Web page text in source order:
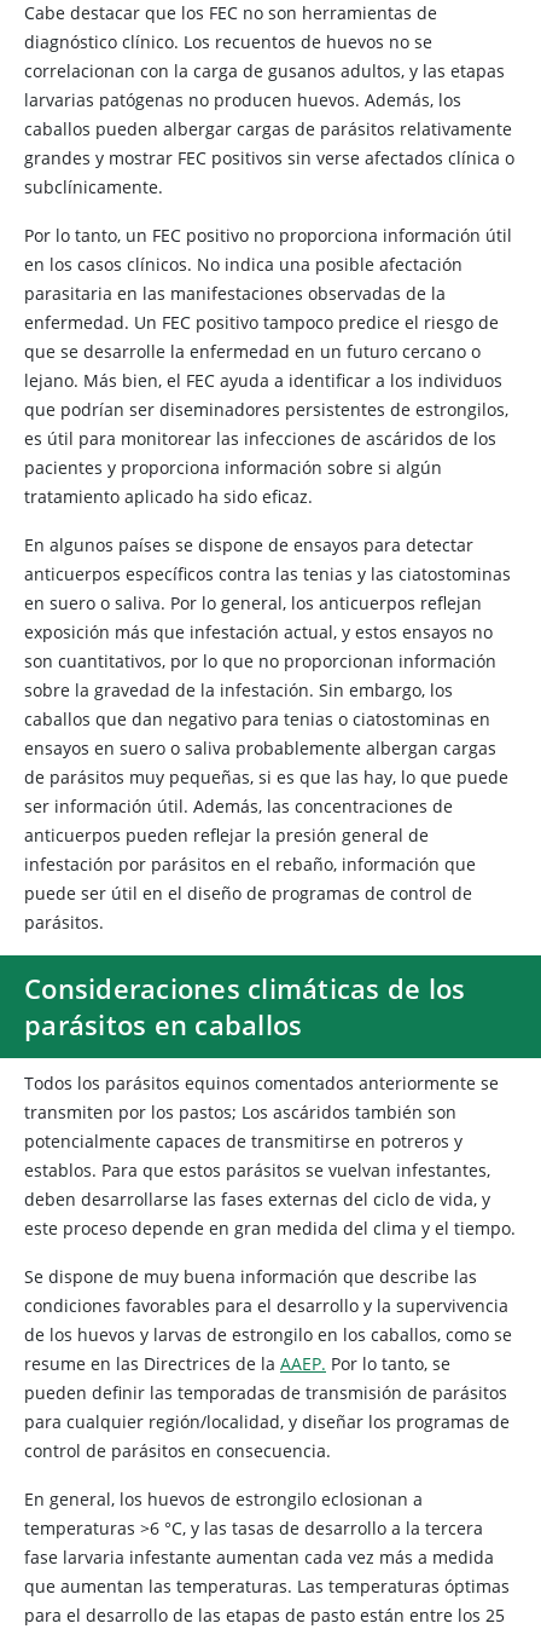
Cabe destacar que los FEC no son herramientas de
diagnóstico clínico. Los recuentos de huevos no se
correlacionan con la carga de gusanos adultos, y las etapas
larvarias patógenas no producen huevos. Además, los
caballos pueden albergar cargas de parásitos relativamente
grandes y mostrar FEC positivos sin verse afectados clínica o
subclínicamente.
Por lo tanto, un FEC positivo no proporciona información útil
en los casos clínicos. No indica una posible afectación
parasitaria en las manifestaciones observadas de la
enfermedad. Un FEC positivo tampoco predice el riesgo de
que se desarrolle la enfermedad en un futuro cercano o
lejano. Más bien, el FEC ayuda a identificar a los individuos
que podrían ser diseminadores persistentes de estrongilos,
es útil para monitorear las infecciones de ascáridos de los
pacientes y proporciona información sobre si algún
tratamiento aplicado ha sido eficaz.
En algunos países se dispone de ensayos para detectar
anticuerpos específicos contra las tenias y las ciatostominas
en suero o saliva. Por lo general, los anticuerpos reflejan
exposición más que infestación actual, y estos ensayos no
son cuantitativos, por lo que no proporcionan información
sobre la gravedad de la infestación. Sin embargo, los
caballos que dan negativo para tenias o ciatostominas en
ensayos en suero o saliva probablemente albergan cargas
de parásitos muy pequeñas, si es que las hay, lo que puede
ser información útil. Además, las concentraciones de
anticuerpos pueden reflejar la presión general de
infestación por parásitos en el rebaño, información que
puede ser útil en el diseño de programas de control de
parásitos.
Consideraciones climáticas de los
parásitos en caballos
Todos los parásitos equinos comentados anteriormente se
transmiten por los pastos; Los ascáridos también son
potencialmente capaces de transmitirse en potreros y
establos. Para que estos parásitos se vuelvan infestantes,
deben desarrollarse las fases externas del ciclo de vida, y
este proceso depende en gran medida del clima y el tiempo.
Se dispone de muy buena información que describe las
condiciones favorables para el desarrollo y la supervivencia
de los huevos y larvas de estrongilo en los caballos, como se
resume en las Directrices de la AAEP. Por lo tanto, se
pueden definir las temporadas de transmisión de parásitos
para cualquier región/localidad, y diseñar los programas de
control de parásitos en consecuencia.
En general, los huevos de estrongilo eclosionan a
temperaturas >6 °C, y las tasas de desarrollo a la tercera
fase larvaria infestante aumentan cada vez más a medida
que aumentan las temperaturas. Las temperaturas óptimas
para el desarrollo de las etapas de pasto están entre los 25